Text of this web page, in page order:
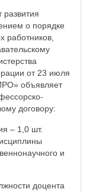
о порядке
работников,
от 23 июля
объявляет
договору:
– 1,0 шт.
и
доцента